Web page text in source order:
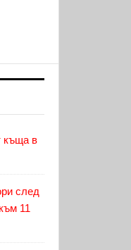
къща в
след
11